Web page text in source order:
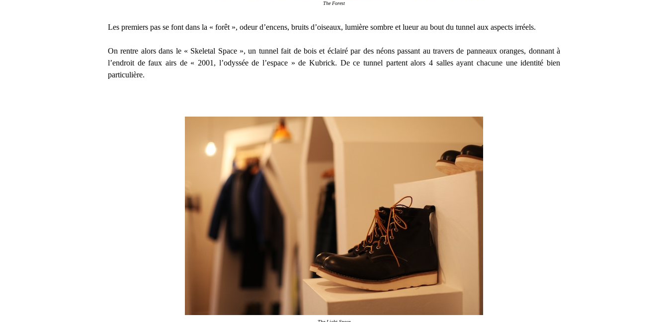
The Forest
Les premiers pas se font dans la « forêt », odeur d’encens, bruits d’oiseaux, lumière sombre et lueur au bout du tunnel aux aspects irréels.
On rentre alors dans le « Skeletal Space », un tunnel fait de bois et éclairé par des néons passant au travers de panneaux oranges, donnant à
l’endroit de faux airs de « 2001, l’odyssée de l’espace » de Kubrick. De ce tunnel partent alors 4 salles ayant chacune une identité bien
particulière.